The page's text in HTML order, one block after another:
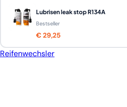
Lubrisen leak stop R134A
Bestseller
€ 29,25
Reifenwechsler